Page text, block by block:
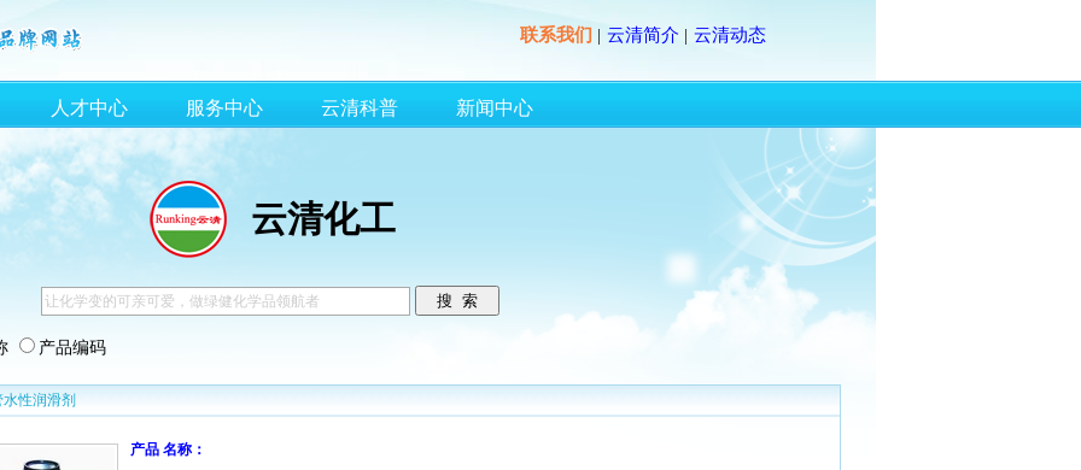
联系我们 云清简介 云清动态
人才中心 服务中心 云清科普 新闻中心
云清化工
产品编码
性润滑剂
产品 名称：